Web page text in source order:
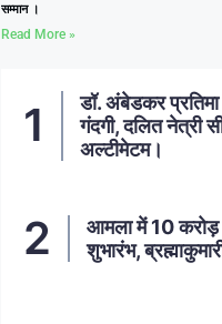
सम्मान ।
Read More »
डॉ. अंबेडकर प्रतिमा
गंदगी, दलित नेत्री
अल्टीमेटम।
आमला में 10 करोड़
शुभारंभ,